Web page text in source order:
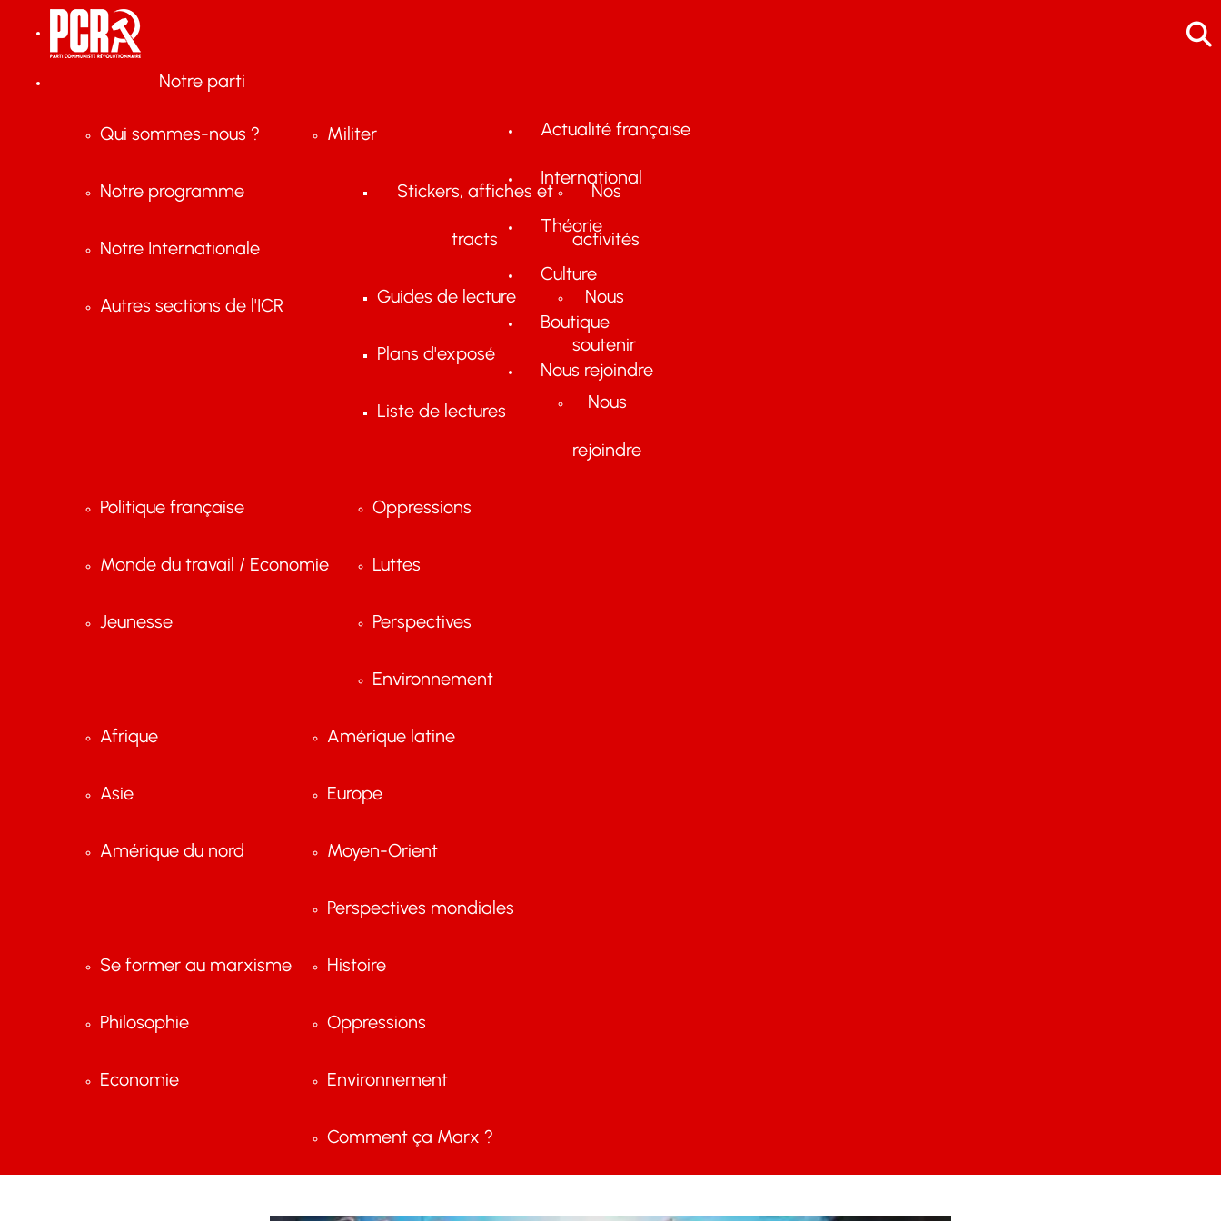
Notre parti
Qui sommes-nous ?
Notre programme
Notre Internationale
Autres sections de l'ICR
Militer
Stickers, affiches et
tracts
Guides de lecture
Plans d'exposé
Liste de lectures
Nos
activités
Nous
soutenir
Nous
rejoindre
Actualité française
Politique française
Monde du travail / Economie
Jeunesse
Oppressions
Luttes
Perspectives
Environnement
International
Afrique
Asie
Amérique du nord
Amérique latine
Europe
Moyen-Orient
Perspectives mondiales
Théorie
Se former au marxisme
Philosophie
Economie
Histoire
Oppressions
Environnement
Comment ça Marx ?
Culture
Boutique
Nous rejoindre